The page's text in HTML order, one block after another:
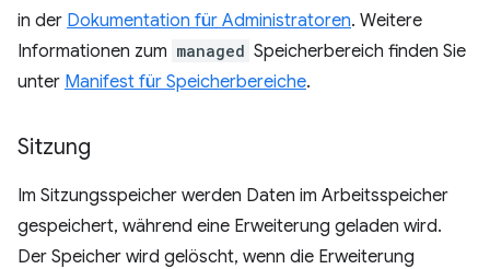
in der Dokumentation für Administratoren. Weitere
Informationen zum managed Speicherbereich finden Sie
unter Manifest für Speicherbereiche.
Sitzung
Im Sitzungsspeicher werden Daten im Arbeitsspeicher
gespeichert, während eine Erweiterung geladen wird.
Der Speicher wird gelöscht, wenn die Erweiterung